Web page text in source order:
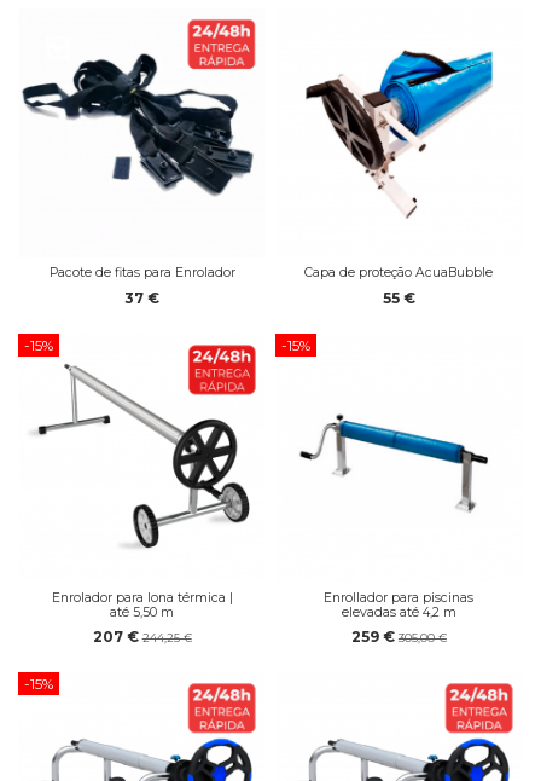
Pacote de fitas para Enrolador
37 €
Capa de proteção AcuaBubble
55 €
-15%
Enrolador para lona térmica |
até 5,50 m
207 € 244,25 €
-15%
Enrollador para piscinas
elevadas até 4,2 m
259 € 305,00 €
-15%